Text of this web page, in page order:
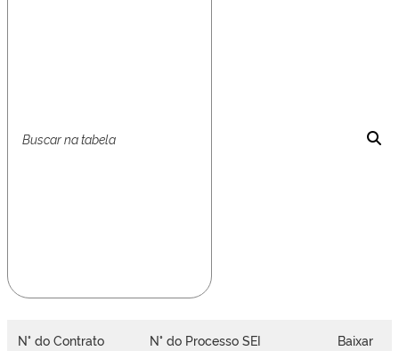
N° do Contrato N° do Processo SEI Baixar